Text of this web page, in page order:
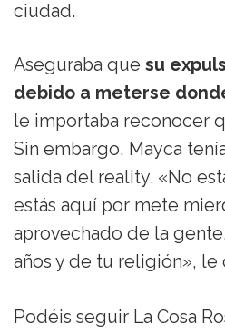
ciudad.
Aseguraba que su
debido a meterse
le importaba reconocer
Sin embargo, Mayca
salida del reality. «No
estás aquí por mete
aprovechado de la
años y de tu religión», le
Podéis seguir La Cosa